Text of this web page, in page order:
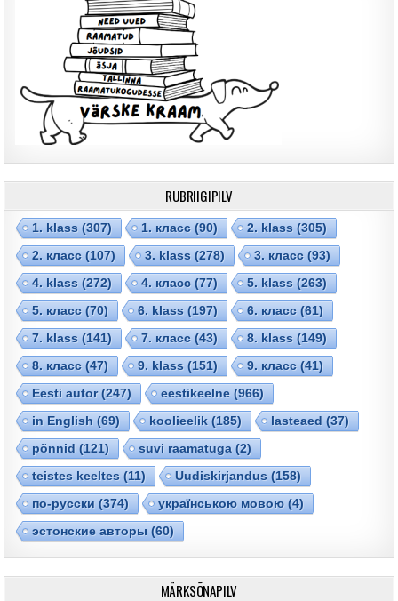
RUBRIIGIPILV
1. klass (307) 1. класс (90) 2. klass (305)
2. класс (107) 3. klass (278) 3. класс (93)
4. klass (272) 4. класс (77) 5. klass (263)
5. класс (70) 6. klass (197) 6. класс (61)
7. klass (141) 7. класс (43) 8. klass (149)
8. класс (47) 9. klass (151) 9. класс (41)
Eesti autor(247) eestikeelne (966)
in English (69) koolieelik (185) lasteaed (37)
põnnid (121) suvi raamatuga (2)
teistes keeltes (11) Uudiskirjandus (158)
по-русски (374) українською мовою (4)
эстонские авторы (60)
MÄRKSÕNAPILV